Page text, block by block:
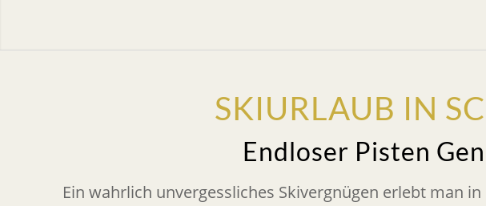
SKIURLAUB IN
Endloser Pisten
Ein wahrlich unvergessliches Skivergnügen erlebt man